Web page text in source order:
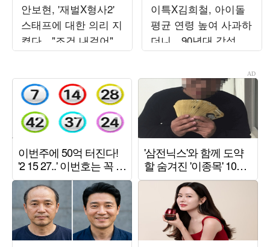
안보현, '재벌X형사2'
스태프에 대한 의리 지
켰다…"조건 내걸어"
상남자 면모 ('목요일
이특X김희철, 아이돌
평균 연령 높여 사과하
더니…90년대 감성 재
해석 ('트기트기 이특')